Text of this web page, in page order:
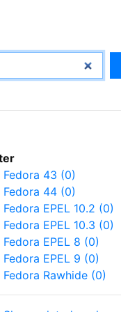
Fedora 43 (0)
Fedora 44 (0)
Fedora EPEL 10.2 (0)
Fedora EPEL 10.3 (0)
Fedora EPEL 8 (0)
Fedora EPEL 9 (0)
Fedora Rawhide (0)